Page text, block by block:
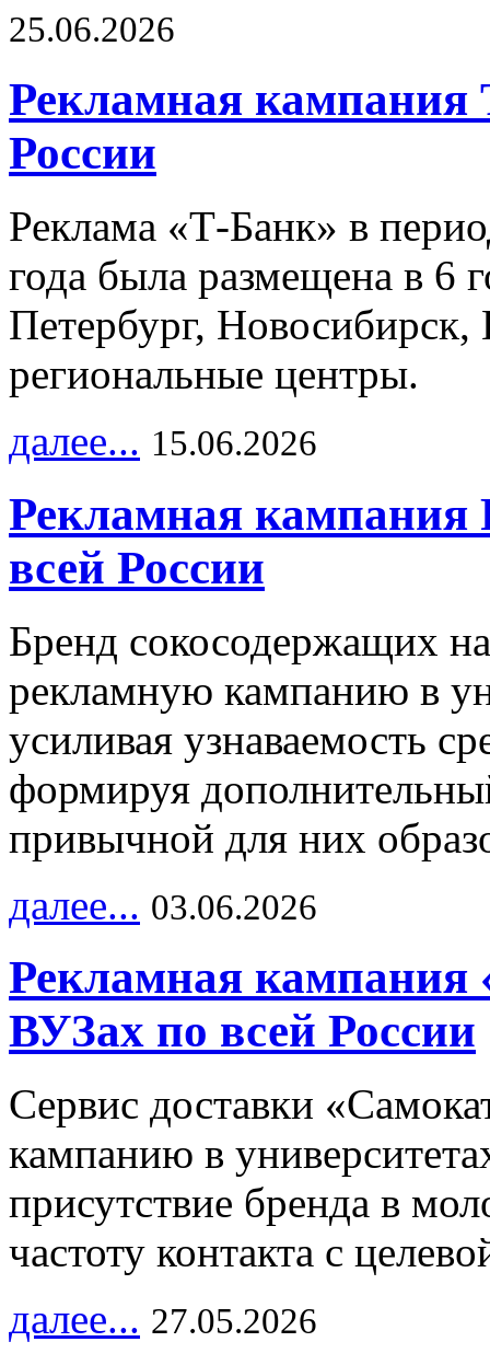
25.06.2026
Рекламная кампания
России
Реклама «Т-Банк» в
года была размещена в 6
Петербург,
региональные центры.
далее... 15.06.2026
Рекламная
всей России
Бренд сокосодержащих
рекламную кампанию в
усиливая узнаваемость
формируя
привычной для них
далее... 03.06.2026
Рекламная кампания
ВУЗах по всей России
Сервис доставки
кампанию в
присутствие бренда в
частоту контакта с
далее... 27.05.2026